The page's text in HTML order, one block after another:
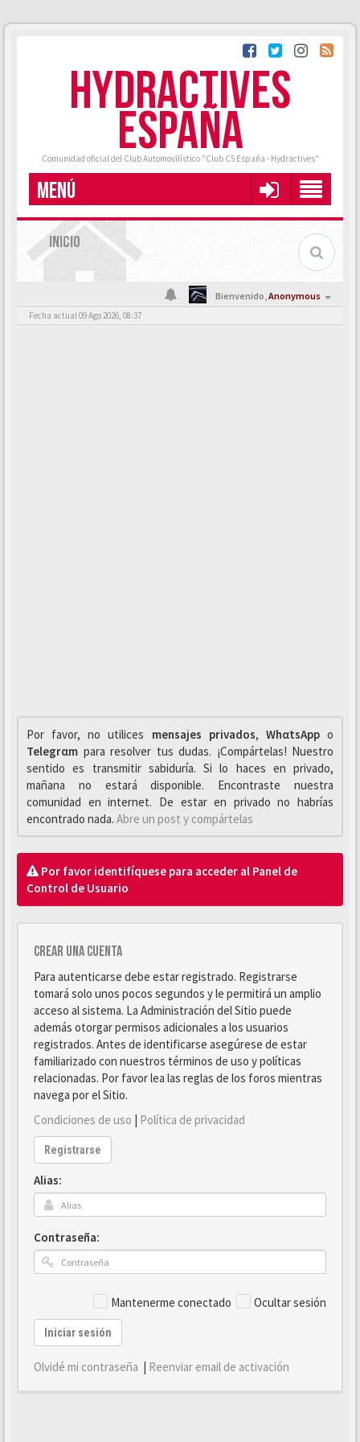
HYDRACTIVES
ESPAÑA
Comunidad oficial del Club Automovilístico "Club C5 España - Hydractives"
MENÚ
INICIO
Bienvenido,Anonymous
Fecha actual 09 Ago 2026, 08:37
Por favor, no utilices mensajes privados, WhαtsAppo
Telegrαm para resolver tus dudas. ¡Compártelas! Nuestro
sentido es transmitir sabiduría. Si lo haces en privado,
mañana no estará disponible. Encontraste nuestra
comunidad en internet. De estar en privado no habrías
encontrado nada. Abre un post y compártelas
Por favor identifíquese para acceder al Panel de
Control de Usuario
Crear una cuenta
Para autenticarse debe estar registrado. Registrarse
tomará solo unos pocos segundos y le permitirá un amplio
acceso al sistema. La Administración del Sitio puede
además otorgar permisos adicionales a los usuarios
registrados. Antes de identificarse asegúrese de estar
familiarizado con nuestros términos de uso y políticas
relacionadas. Por favor lea las reglas de los foros mientras
navega por el Sitio.
Condiciones de uso | Política de privacidad
Registrarse
Alias:
Contraseña:
Mantenerme conectado Ocultar sesión
Iniciar sesión
Olvidé mi contraseña | Reenviar email de activación